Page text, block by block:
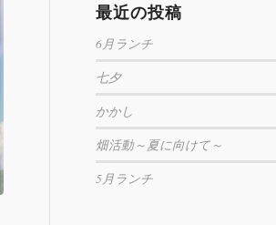
最近の投稿
6月ランチ
七夕
かかし
畑活動～夏に向けて～
5月ランチ